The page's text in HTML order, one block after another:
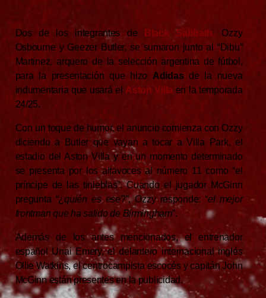
Dos de los integrantes de Black Sabbath, Ozzy
Osbourne y Geezer Butler, se sumaron junto al “Dibu”
Martinez, arquero de la selección argentina de fútbol,
para la presentación que hizo Adidasde la nueva
indumentaria que usará el Aston Villa en la temporada
24/25.
Con un toque de humor, el anuncio comienza con Ozzy
diciendo a Butler que vayan a tocar a Villa Park, el
estadio del Aston Villa y en un momento determinado
se presenta por los altavoces al número 11 como “el
príncipe de las tinieblas”. Cuando el jugador McGinn
pregunta “¿quién es ese?”, Ozzy responde: “el mejor
frontman que ha salido de Birmingham”.
Además de los antes mencionados, el entrenador
español Unai Emery, el delantero internacional inglés
Ollie Watkins, el centrocampista escocés y capitán John
McGinn están presentes en la publicidad.